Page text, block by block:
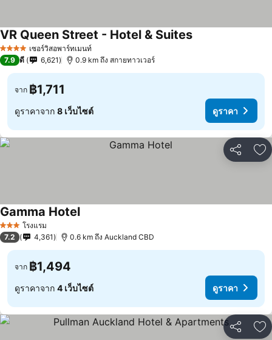
4 ดาว เซอร์วิสอพาร์ทเมนท์
VR Queen Street - Hotel & Suites
7.9 ดี 6,621 0.9 km ถึง สกายทาวเวอร์
จาก ฿1,711
ดูราคาจาก 8 เว็บไซต์ ดูราคา
แชร์ เ
3 ดาว โรงแรม
Gamma Hotel
7.2 4,361 0.6 km ถึง Auckland CBD
จาก ฿1,494
ดูราคาจาก 4 เว็บไซต์ ดูราคา
แชร์ เ